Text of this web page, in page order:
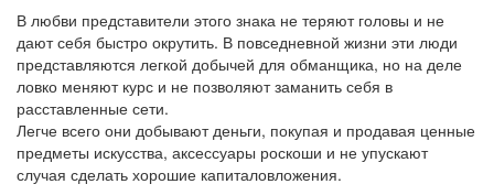
В любви представители этого знака не теряют головы и не
дают себя быстро окрутить. В повседневной жизни эти люди
представляются легкой добычей для обманщика, но на деле
ловко меняют курс и не позволяют заманить себя в
расставленные сети.
Легче всего они добывают деньги, покупая и продавая ценные
предметы искусства, аксессуары роскоши и не упускают
случая сделать хорошие капиталовложения.